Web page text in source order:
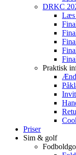
DRKC
Læs
Praktisk
Priser
Sim & golf